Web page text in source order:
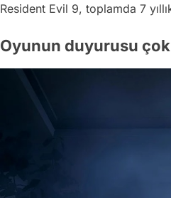
Resident Evil 9, toplamda 7
Oyunun duyurusu çok